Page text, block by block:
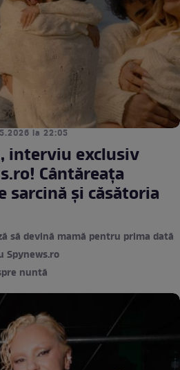
la 22:05
interviu exclusiv
Cântăreața
sarcină şi căsătoria
să devină mamă pentru prima dată
Spynews.ro
nuntă